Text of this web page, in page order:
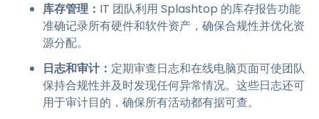
库存管理： IT 团队利用 Splashtop 的库存报告功能
准确记录所有硬件和软件资产，确保合规性并优化资
源分配。
日志和审计： 定期审查日志和在线电脑页面可使团队
保持合规性并及时发现任何异常情况。这些日志还可
用于审计目的，确保所有活动都有据可查。